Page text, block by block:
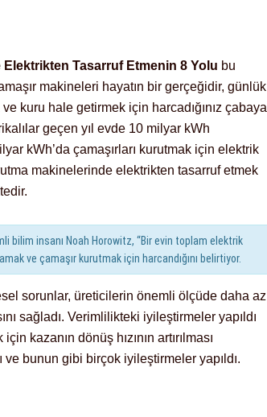
Tasarruf Etmenin 8 Yolu bu
makineleri hayatın bir gerçeğidir, günlük
kuru hale getirmek için harcadığınız çabaya
geçen yıl evde 10 milyar kWh
kWh’da çamaşırları kurutmak için elektrik
makinelerinde elektrikten tasarruf etmek
bilim insanı Noah Horowitz, “Bir evin toplam elektrik
ve çamaşır kurutmak için harcandığını belirtiyor.
sorunlar, üreticilerin önemli ölçüde daha az
sağladı. Verimlilikteki iyileştirmeler yapıldı
kazanın dönüş hızının artırılması
ve bunun gibi birçok iyileştirmeler yapıldı.